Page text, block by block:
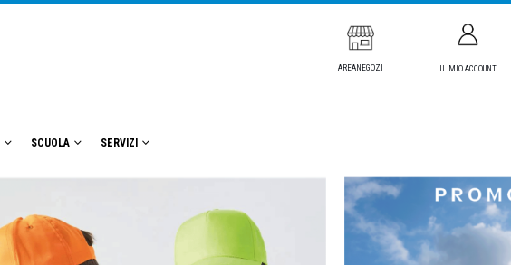
AREANEGOZI IL MIO ACCOUNT
SCUOLA SERVIZI